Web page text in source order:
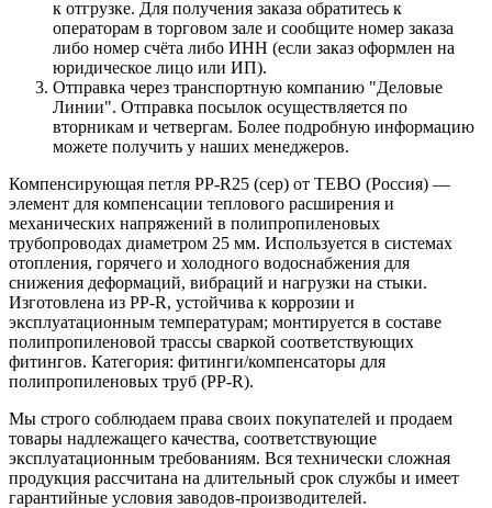
к отгрузке. Для получения заказа обратитесь к
операторам в торговом зале и сообщите номер заказа
либо номер счёта либо ИНН (если заказ оформлен на
юридическое лицо или ИП).
Отправка через транспортную компанию "Деловые
Линии". Отправка посылок осуществляется по
вторникам и четвергам. Более подробную информацию
можете получить у наших менеджеров.
Компенсирующая петля PP-R25 (сер) от TEBO (Россия) —
элемент для компенсации теплового расширения и
механических напряжений в полипропиленовых
трубопроводах диаметром 25 мм. Используется в системах
отопления, горячего и холодного водоснабжения для
снижения деформаций, вибраций и нагрузки на стыки.
Изготовлена из PP‑R, устойчива к коррозии и
эксплуатационным температурам; монтируется в составе
полипропиленовой трассы сваркой соответствующих
фитингов. Категория: фитинги/компенсаторы для
полипропиленовых труб (PP‑R).
Мы строго соблюдаем права своих покупателей и продаем
товары надлежащего качества, соответствующие
эксплуатационным требованиям. Вся технически сложная
продукция рассчитана на длительный срок службы и имеет
гарантийные условия заводов-производителей.